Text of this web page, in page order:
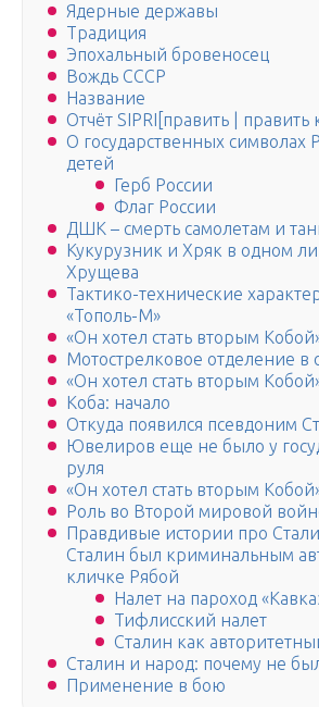
Ядерные державы
Традиция
Эпохальный бровеносец
Вождь СССР
Название
Отчёт SIPRI[править | править
О государственных символах
детей
Герб России
Флаг России
ДШК – смерть самолетам и
Кукурузник и Хряк в одном
Хрущева
Тактико-технические
«Тополь-М»
«Он хотел стать вторым
Мотострелковое отделение в
«Он хотел стать вторым
Коба: начало
Откуда появился псевдоним
Ювелиров еще не было у
руля
«Он хотел стать вторым
Роль во Второй мировой
Правдивые истории про
Сталин был криминальным
кличке Рябой
Налет на пароход
Тифлисский налет
Сталин как
Сталин и народ: почему не
Применение в бою